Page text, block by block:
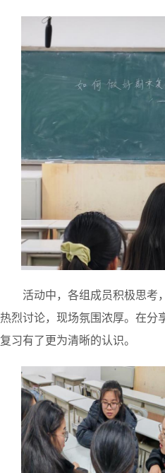
活动中，各组成员积极思考，
热烈讨论，现场氛围浓厚。在分
复习有了更为清晰的认识。